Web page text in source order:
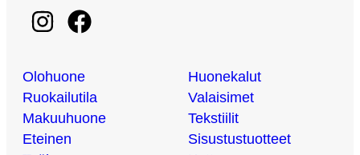
Olohuone
Ruokailutila
Makuuhuone
Eteinen
Huonekalut
Valaisimet
Tekstiilit
Sisustustuotteet